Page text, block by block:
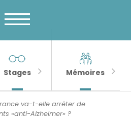
MENU
Stages Mémoires
va-t-elle arrêter de
«anti-Alzheimer» ?